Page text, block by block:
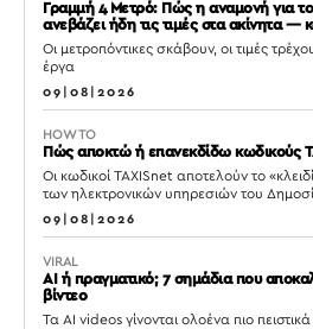
Γραμμή 4 Μετρό: Πώς η αναμονή για
ανεβάζει ήδη τις τιμές στα ακίνητα —
Οι μετροπόντικες σκάβουν, οι τιμές
έργα
09|08|2026
HOW TO
Πώς αποκτώ ή επανεκδίδω κωδικούς
Οι κωδικοί TAXISnet αποτελούν το
των ηλεκτρονικών υπηρεσιών του
09|08|2026
VIRAL
AI ή πραγματικό; 7 σημάδια που
βίντεο
Τα AI videos γίνονται ολοένα πιο